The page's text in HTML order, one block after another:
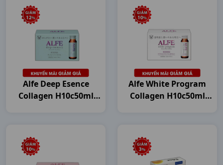
Alfe Deep Esence
Collagen H10c50ml
Alfe White Program
Collagen H10c50ml